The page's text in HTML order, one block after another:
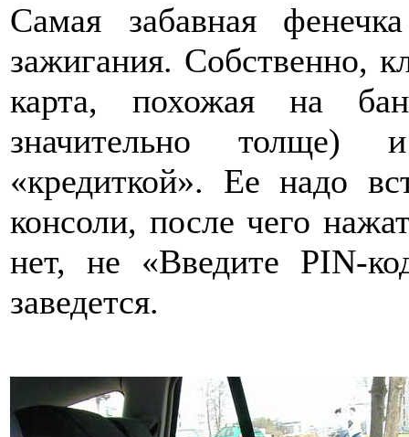
Самая забавная
зажигания. Собственно,
карта, похожая на
значительно
«кредиткой». Ее надо
консоли, после чего
нет, не «Введите PIN-
заведется.